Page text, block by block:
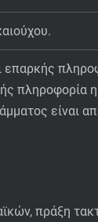
επαρκής
πληροφορία
είναι
πράξη